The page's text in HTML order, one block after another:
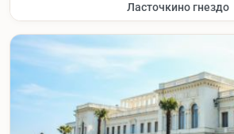
Ласточкино гнездо